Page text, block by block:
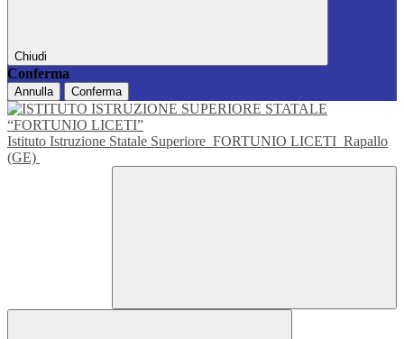
Chiudi
Conferma
Annulla Conferma
Istituto Istruzione Statale Superiore FORTUNIO LICETI Rapallo
(GE)